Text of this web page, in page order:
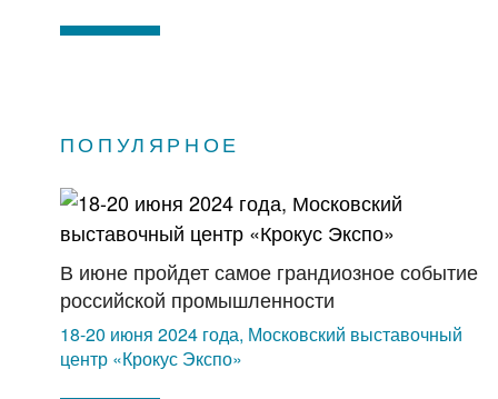
ПОПУЛЯРНОЕ
В июне пройдет самое грандиозное событие
российской промышленности
18-20 июня 2024 года, Московский выставочный
центр «Крокус Экспо»